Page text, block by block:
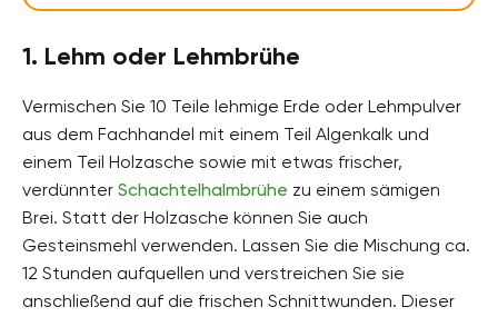
1. Lehm oder Lehmbrühe
Vermischen Sie 10 Teile lehmige Erde oder Lehmpulver
aus dem Fachhandel mit einem Teil Algenkalk und
einem Teil Holzasche sowie mit etwas frischer,
verdünnter Schachtelhalmbrühe zu einem sämigen
Brei. Statt der Holzasche können Sie auch
Gesteinsmehl verwenden. Lassen Sie die Mischung ca.
12 Stunden aufquellen und verstreichen Sie sie
anschließend auf die frischen Schnittwunden. Dieser